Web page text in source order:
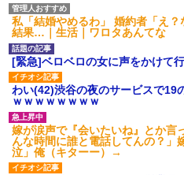
私「結婚やめるわ」 婚約者「え
結果…｜生活｜ワロタあんてな
[緊急]ベロベロの女に声をかけて
わい(42)渋谷の夜のサービスで19
ｗｗｗｗｗｗｗｗ
嫁が涙声で『会いたいね』とか言
んな時間に誰と電話してんの？
泣」俺（キターー）→